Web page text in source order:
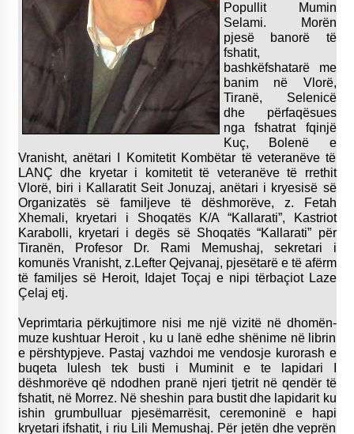
Popullit Mumin
Selami. Morën
pjesë banorë të
fshatit,
bashkëfshatarë me
banim në Vlorë,
Tiranë, Selenicë
dhe përfaqësues
nga fshatrat fqinjë
Kuç, Bolenë e
Vranisht, anëtari I Komitetit Kombëtar të veteranëve të
LANÇ dhe kryetar i komitetit të veteranëve të rrethit
Vlorë, biri i Kallaratit Seit Jonuzaj, anëtari i kryesisë së
Organizatës së familjeve të dëshmorëve, z. Fetah
Xhemali, kryetari i Shoqatës K/A “Kallarati”, Kastriot
Karabolli, kryetari i degës së Shoqatës “Kallarati” për
Tiranën, Profesor Dr. Rami Memushaj, sekretari i
komunës Vranisht, z.Lefter Qejvanaj, pjesëtarë e të afërm
të familjes së Heroit, Idajet Toçaj e nipi tërbaçiot Laze
Çelaj etj.
Veprimtaria përkujtimore nisi me një vizitë në dhomën-
muze kushtuar Heroit , ku u lanë edhe shënime në librin
e përshtypjeve. Pastaj vazhdoi me vendosje kurorash e
buqeta lulesh tek busti i Muminit e te lapidari I
dëshmorëve që ndodhen pranë njeri tjetrit në qendër të
fshatit, në Morrez. Në sheshin para bustit dhe lapidarit ku
ishin grumbulluar pjesëmarrësit, ceremoninë e hapi
kryetari ifshatit, i riu Lili Memushaj. Për jetën dhe veprën